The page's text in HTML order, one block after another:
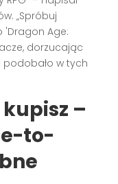
„Spróbuj
'Dragon Age:
dorzucając
podobało w tych
–
to-